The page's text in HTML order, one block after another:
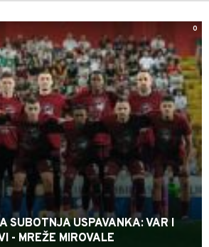
0
SUBOTNJA USPAVANKA: VAR I
- MREŽE MIROVALE